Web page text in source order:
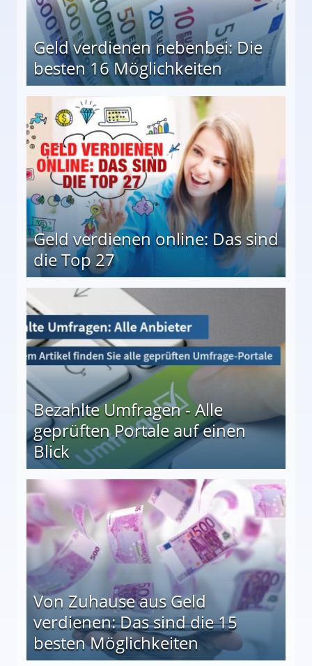
Geld verdienen nebenbei: Die
besten 16 Möglichkeiten
Geld verdienen online: Das sind
die Top 27
Bezahlte Umfragen - Alle
geprüften Portale auf einen
Blick
auf einen Blick
Von Zuhause aus Geld
verdienen: Das sind die 15
besten Möglichkeiten